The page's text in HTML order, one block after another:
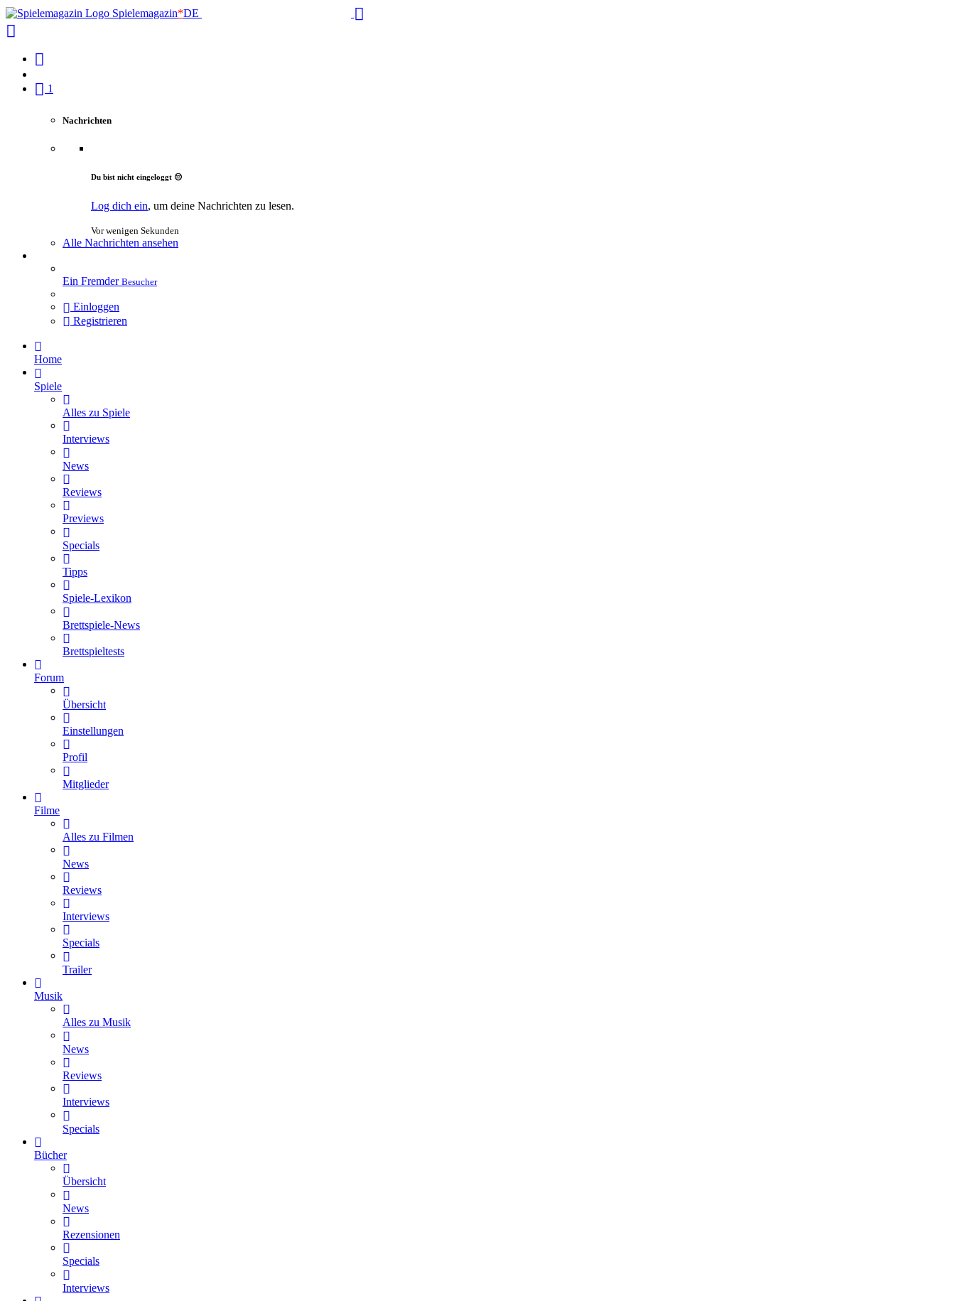
Spielemagazin*DE
1
Nachrichten
Du bist nicht eingeloggt 😔
Log dich ein, um deine Nachrichten zu lesen.
Vor wenigen Sekunden
Alle Nachrichten ansehen
Ein Fremder Besucher
Einloggen
Registrieren
Home
Spiele
Alles zu Spiele
Interviews
News
Reviews
Previews
Specials
Tipps
Spiele-Lexikon
Brettspiele-News
Brettspieltests
Forum
Übersicht
Einstellungen
Profil
Mitglieder
Filme
Alles zu Filmen
News
Reviews
Interviews
Specials
Trailer
Musik
Alles zu Musik
News
Reviews
Interviews
Specials
Bücher
Übersicht
News
Rezensionen
Specials
Interviews